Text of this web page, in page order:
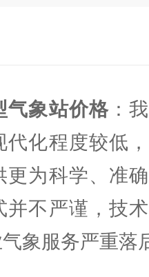
气象站价格 ：
代化程度较低
更为科学、准
并不严谨，技
象服务严重落